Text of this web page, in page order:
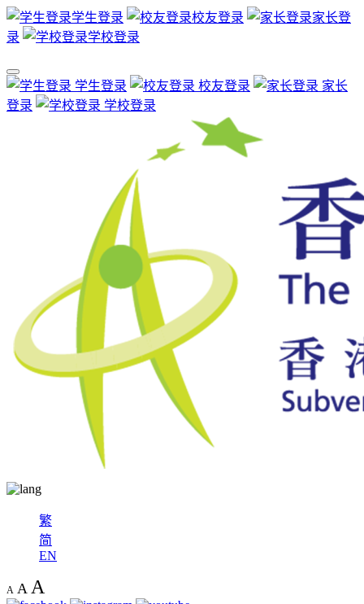
学生登录 校友登录
家长登
录
学校登录
学生登录 校友登录
家长
登录
学校登录
繁
简
EN
A A A